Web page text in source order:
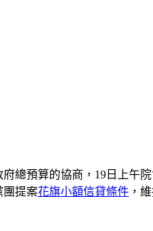
總預算的協商，19日上
團提案花旗小額信貸條件 ，